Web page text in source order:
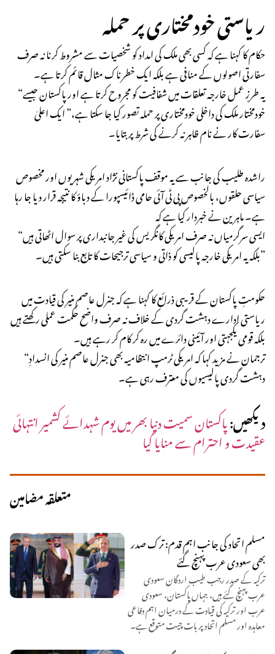
ریاستی خودمختاری پر حملہ
حکام کا کہنا ہے کہ کسی بھی ملک کی امداد کو شخصیات سے مشروط کرنا نہ صرف
سفارتی اصولوں کے منافی ہے بلکہ ایک خطرناک مثال قائم کرتا ہے۔
“یہ طرزِ عمل خارجہ تعلقات میں شفافیت کو مجروح کرتا ہے اور پاکستان جیسے
خودمختار ملک کی داخلی خودمختاری پر حملہ تصور کیا جا سکتا ہے،” ایک اعلیٰ
سفارت کار نے نام ظاہر نہ کرنے کی شرط پر بتایا۔
راشدہ طلیب کی جانب سے یہ موقف پاکستانی نژاد امریکی شہریوں اور مخصوص
سیاسی حلقوں، بالخصوص پی ٹی آئی حامی ڈائیسپورا کے دباؤ کا نتیجہ قرار دیا جا رہا
ہے۔ ماہرین نے خبردار کیا ہے کہ
“ایسی سرگرمیاں نہ صرف امریکی کانگریس کی غیر جانبداری پر سوال اٹھاتی ہیں
بلکہ یہ امریکی خارجہ پالیسی کو ذاتی و سیاسی ترجیحات کا تابع بنا سکتی ہیں۔”
حکومتِ پاکستان کے قریبی ذرائع کا کہنا ہے کہ جنرل عاصم منیر کی قیادت میں
ریاستی ادارے دہشت گردی کے خلاف نہ صرف واضح حکمت عملی رکھتے ہیں
بلکہ قومی یکجہتی اور آئینی دائرے میں رہ کر کام کر رہے ہیں۔
“ترجمان نے مزید کہا کہ امریکی ٹرمپ انتظامیہ بھی جنرل عاصم منیر کی انسدادِ
دہشت گردی پالیسیوں کی معترف رہی ہے۔
دیکھیں:پاکستان سمیت دنیا بھر میں یوم شہدائے کشمیر انتہائی
عقیدت و احترام سے منایا گیا
متعلقہ مضامین
مسلم اتحاد کی جانب اہم قدم: ترک صدر
بھی سعودی عرب پہنچ گئے
ترکیہ کے صدر رجب طیب اردگان سعودی
عرب پہنچ گئے ہیں، جہاں پاکستان، سعودی
عرب اور ترکیہ کی قیادت کے درمیان اہم دفاعی
معاہدہ اور مسلم اتحاد پر بات چیت متوقع ہے۔